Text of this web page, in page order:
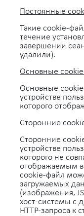
Постоянные
Такие cookie-
течение
завершении
удалили).
Основные
Основные
устройстве
которого
Сторонние
Сторонние
устройстве
которого не
отображаемым в
cookie-файл
загружаемых
(изображения,
хост-системы с
HTTP-запроса к